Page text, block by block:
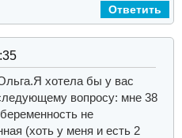
Ответить
хотела бы у вас
вопросу: мне 38
не
(хоть у меня и есть 2